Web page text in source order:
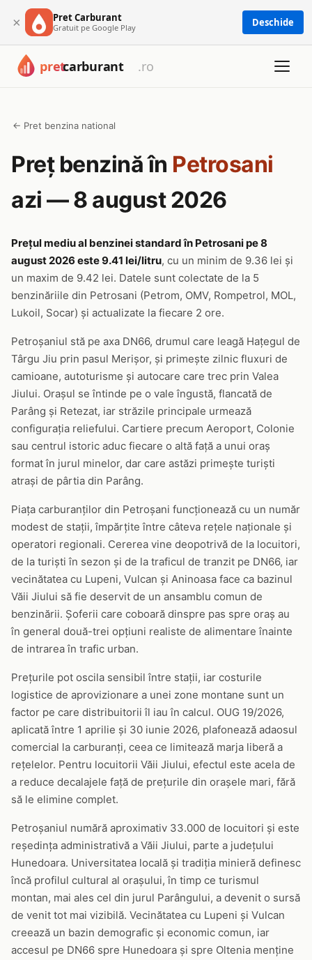
× Pret Carburant
Gratuit pe Google Play Deschide
← Pret benzina national
Preț benzină în Petrosani
azi — 8 august 2026
Prețul mediu al benzinei standard în Petrosani pe 8
august 2026 este 9.41 lei/litru, cu un minim de 9.36 lei și
un maxim de 9.42 lei. Datele sunt colectate de la 5
benzinăriile din Petrosani (Petrom, OMV, Rompetrol, MOL,
Lukoil, Socar) și actualizate la fiecare 2 ore.
Petroșaniul stă pe axa DN66, drumul care leagă Hațegul de
Târgu Jiu prin pasul Merișor, și primește zilnic fluxuri de
camioane, autoturisme și autocare care trec prin Valea
Jiului. Orașul se întinde pe o vale îngustă, flancată de
Parâng și Retezat, iar străzile principale urmează
configurația reliefului. Cartiere precum Aeroport, Colonie
sau centrul istoric aduc fiecare o altă față a unui oraș
format în jurul minelor, dar care astăzi primește turiști
atrași de pârtia din Parâng.
Piața carburanților din Petroșani funcționează cu un număr
modest de stații, împărțite între câteva rețele naționale și
operatori regionali. Cererea vine deopotrivă de la locuitori,
de la turiști în sezon și de la traficul de tranzit pe DN66, iar
vecinătatea cu Lupeni, Vulcan și Aninoasa face ca bazinul
Văii Jiului să fie deservit de un ansamblu comun de
benzinării. Șoferii care coboară dinspre pas spre oraș au
în general două-trei opțiuni realiste de alimentare înainte
de intrarea în trafic urban.
Prețurile pot oscila sensibil între stații, iar costurile
logistice de aprovizionare a unei zone montane sunt un
factor pe care distribuitorii îl iau în calcul. OUG 19/2026,
aplicată între 1 aprilie și 30 iunie 2026, plafonează adaosul
comercial la carburanți, ceea ce limitează marja liberă a
rețelelor. Pentru locuitorii Văii Jiului, efectul este acela de
a reduce decalajele față de prețurile din orașele mari, fără
să le elimine complet.
Petroșaniul numără aproximativ 33.000 de locuitori și este
reședința administrativă a Văii Jiului, parte a județului
Hunedoara. Universitatea locală și tradiția minieră definesc
încă profilul cultural al orașului, în timp ce turismul
montan, mai ales cel din jurul Parângului, a devenit o sursă
de venit tot mai vizibilă. Vecinătatea cu Lupeni și Vulcan
creează un bazin demografic și economic comun, iar
accesul pe DN66 spre Hunedoara și spre Oltenia menține